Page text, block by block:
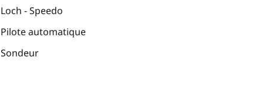
Loch - Speedo
Pilote automatique
Sondeur